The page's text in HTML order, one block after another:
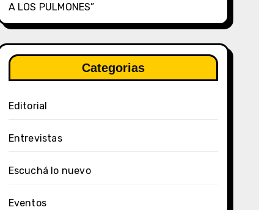
A LOS PULMONES”
Categorias
Editorial
Entrevistas
Escuchá lo nuevo
Eventos